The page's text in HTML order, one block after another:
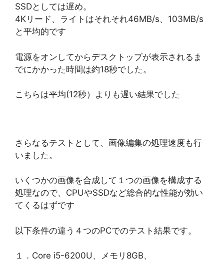
SSDとしては遅め。
4Kリード、ライトはそれそれ46MB/s、103MB/s
と平均的です
電源をオンしてからデスクトップが表示されるま
でにかかった時間は約18秒でした。
こちらは平均(12秒）よりも遅い結果でした
さらなるテストとして、画像編集の処理速度も行
いました。
いくつかの画像を合成して１つの画像を構成する
処理なので、CPUやSSDなど総合的な性能が効い
てくるはずです
以下条件の違う４つのPCでのテスト結果です。
１．Core i5-6200U、メモリ8GB、